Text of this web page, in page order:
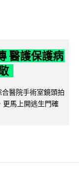
醫護保護病
醫院手術室鏡頭拍
馬上開逃生門確